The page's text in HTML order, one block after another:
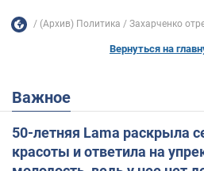
(Архив) Политика Захарченко
Вернуться на
Важное
50-летняя Lama раскрыла
красоты и ответила на